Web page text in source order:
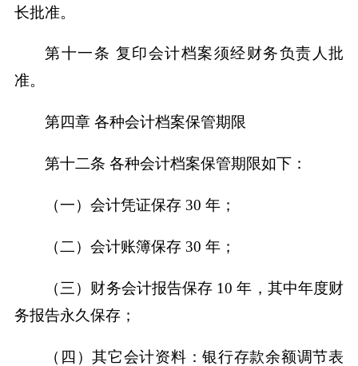
长批准。
第十一条 复印会计档案须经财务负责人批
准。
第四章 各种会计档案保管期限
第十二条 各种会计档案保管期限如下：
（一）会计凭证保存 30 年；
（二）会计账簿保存 30 年；
（三）财务会计报告保存 10 年，其中年度财
务报告永久保存；
（四）其它会计资料：银行存款余额调节表